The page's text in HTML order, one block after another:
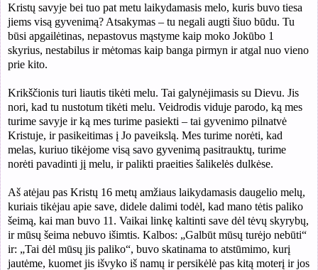
Kristų savyje bei tuo pat metu laikydamasis melo, kuris buvo tiesa
jiems visą gyvenimą? Atsakymas – tu negali augti šiuo būdu. Tu
būsi apgailėtinas, nepastovus mąstyme kaip moko Jokūbo 1
skyrius, nestabilus ir mėtomas kaip banga pirmyn ir atgal nuo vieno
prie kito.
Krikščionis turi liautis tikėti melu. Tai galynėjimasis su Dievu. Jis
nori, kad tu nustotum tikėti melu. Veidrodis viduje parodo, ką mes
turime savyje ir ką mes turime pasiekti – tai gyvenimo pilnatvė
Kristuje, ir pasikeitimas į Jo paveikslą. Mes turime norėti, kad
melas, kuriuo tikėjome visą savo gyvenimą pasitrauktų, turime
norėti pavadinti jį melu, ir palikti praeities šalikelės dulkėse.
Aš atėjau pas Kristų 16 metų amžiaus laikydamasis daugelio melų,
kuriais tikėjau apie save, didele dalimi todėl, kad mano tėtis paliko
šeimą, kai man buvo 11. Vaikai linkę kaltinti save dėl tėvų skyrybų,
ir mūsų šeima nebuvo išimtis. Kalbos: „Galbūt mūsų turėjo nebūti“
ir: „Tai dėl mūsų jis paliko“, buvo skatinama to atstūmimo, kurį
jautėme, kuomet jis išvyko iš namų ir persikėlė pas kitą moterį ir jos